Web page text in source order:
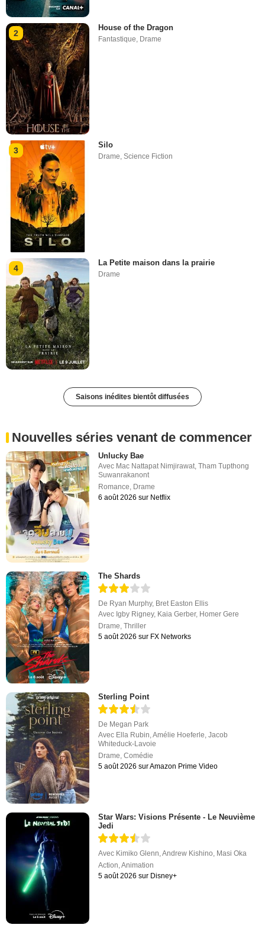
2
House of the Dragon
Fantastique, Drame
3
Silo
Drame,Science Fiction
4
La Petite maison dans la prairie
Drame
Saisons inédites bientôt diffusées
Nouvelles séries venant de commencer
Unlucky Bae
Avec Mac Nattapat Nimjirawat,Tham Tupthong
Suwanrakanont
Romance, Drame
6 août 2026 sur Netflix
The Shards
De Ryan Murphy, Bret Easton Ellis
Avec Igby Rigney, Kaia Gerber, Homer Gere
Drame,Thriller
5 août 2026 sur FX Networks
Sterling Point
De Megan Park
Avec Ella Rubin ,Amélie Hoeferle ,Jacob
Whiteduck-Lavoie
Drame ,Comédie
5 août 2026 sur Amazon Prime Video
Star Wars: Visions Présente - Le Neuvième
Jedi
Avec Kimiko Glenn,Andrew Kishino, Masi Oka
Action,Animation
5 août 2026 sur Disney+